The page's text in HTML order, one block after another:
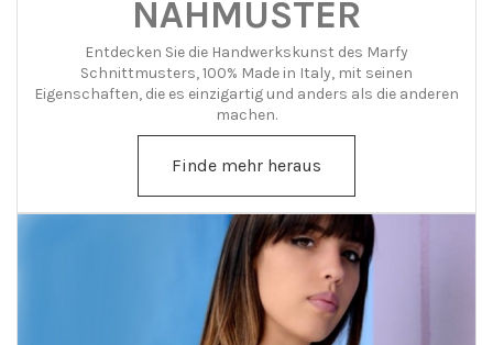
NÄHMUSTER
Entdecken Sie die Handwerkskunst des Marfy
Schnittmusters, 100% Made in Italy, mit seinen
Eigenschaften, die es einzigartig und anders als die anderen
machen.
Finde mehr heraus